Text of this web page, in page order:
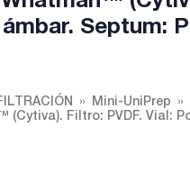
Septum:
Mini-UniPrep
(Cytiva). Filtro: PVDF. Vial: